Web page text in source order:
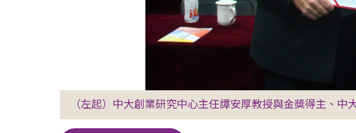
（左起）中大創業研究中心主任譚安厚教授與金獎得主、